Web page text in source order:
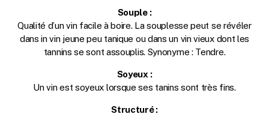
Souple :
Qualité d’un vin facile à boire. La souplesse peut se révéler
dans in vin jeune peu tanique ou dans un vin vieux dont les
tannins se sont assouplis. Synonyme : Tendre.
Soyeux :
Un vin est soyeux lorsque ses tanins sont très fins.
Structuré :